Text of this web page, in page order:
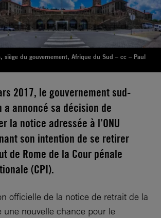
siège du gouvernement, Afrique du Sud – cc – Paul
2017, le gouvernement sud-
a annoncé sa décision de
la notice adressée à l’ONU
son intention de se retirer
de Rome de la Cour pénale
(CPI).
officielle de la notice de retrait de la
une nouvelle chance pour le